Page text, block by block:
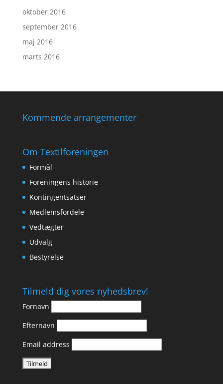
oktober 2016
september 2016
maj 2016
marts 2016
Kommende arrangementer
Om Textilforeningen
Formål
Foreningens historie
Kontingentsatser
Medlemsfordele
Vedtægter
Udvalg
Bestyrelse
Tilmeld dig vores nyhedsbrev!
Fornavn
Efternavn
Email address